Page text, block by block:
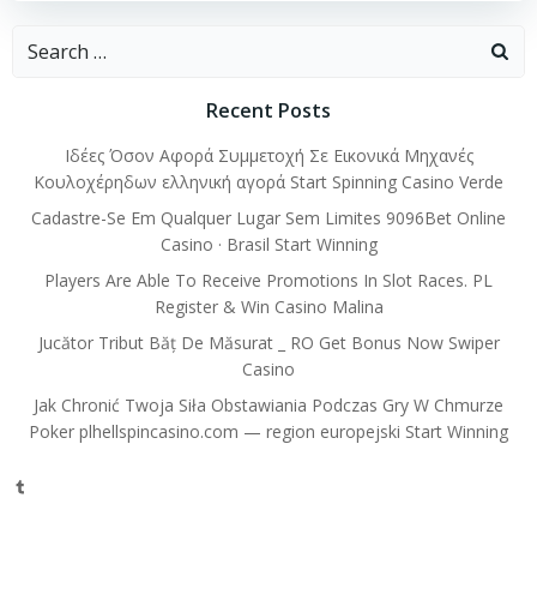
Search
Recent Posts
Ιδέες Όσον Αφορά Συμμετοχή Σε Εικονικά Μηχανές
Κουλοχέρηδων ελληνική αγορά Start Spinning Casino Verde
Cadastre-Se Em Qualquer Lugar Sem Limites 9096Bet Online
Casino · Brasil Start Winning
Players Are Able To Receive Promotions In Slot Races. PL
Register & Win Casino Malina
Jucător Tribut Băț De Măsurat _ RO Get Bonus Now Swiper
Casino
Jak Chronić Twoja Siła Obstawiania Podczas Gry W Chmurze
Poker plhellspincasino.com — region europejski Start Winning
Tumblr